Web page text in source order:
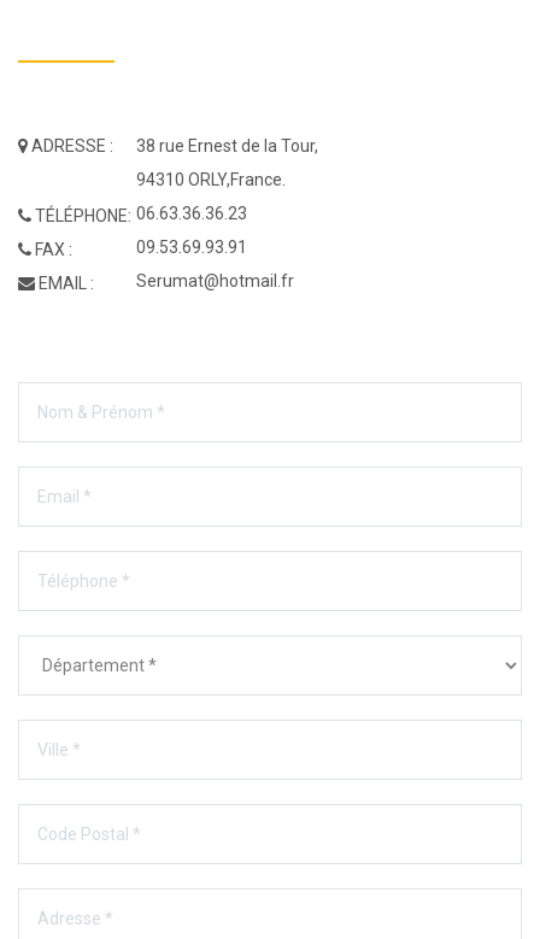
ADRESSE :
TÉLÉPHONE:
FAX :
EMAIL :
38 rue Ernest de la Tour,
94310 ORLY,France.
06.63.36.36.23
09.53.69.93.91
Serumat@hotmail.fr